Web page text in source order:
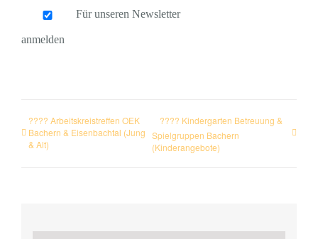
Für unseren Newsletter
anmelden
???? Arbeitskreistreffen OEK
Bachern & Eisenbachtal (Jung
& Alt)
???? Kindergarten Betreuung &
Spielgruppen Bachern
(Kinderangebote)